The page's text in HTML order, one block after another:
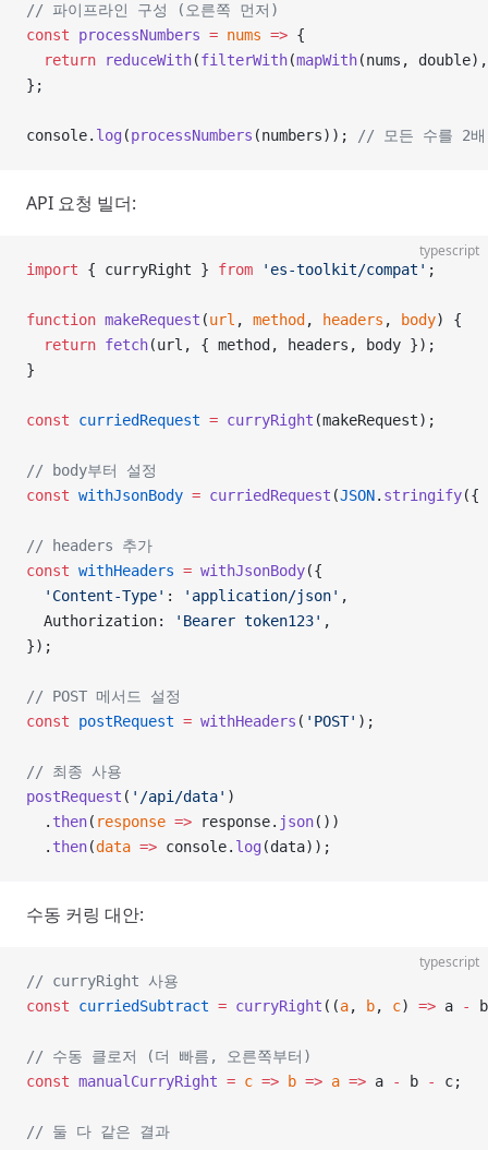
// 파이프라인 구성 (오른쪽 먼저)
const processNumbers = nums => {
  return
reduceWith(filterWith(mapWith(nums,
};
console. log (processNumbers (numbers)); // 모든 수를 2배
API 요청 빌더:
typescript
import { curryRight } from 'es-toolkit/compat' ;
function makeRequest (url , method , headers , body) {
  return
fetch(url, { method, headers, body });
}
const curriedRequest = curryRight (makeRequest);
// body부터 설정
const withJsonBody = curriedRequest (JSON. stringify({
// headers 추가
const withHeaders = withJsonBody({
  'Content-Type'
: 'application/json' ,
  Authorization:
'Bearer token123' ,
});
// POST 메서드 설정
const postRequest = withHeaders ( 'POST' );
// 최종 사용
postRequest ( '/api/data' )
  .
then( response => response. json())
  .
then(data => console. log (data));
수동 커링 대안:
typescript
// curryRight 사용
const curriedSubtract = curryRight ((a, b, c) => a -
// 수동 클로저 (더 빠름, 오른쪽부터)
const manualCurryRight = c => b => a => a - b - c;
// 둘 다 같은 결과